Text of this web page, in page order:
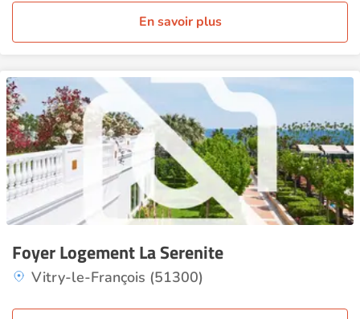
En savoir plus
Foyer Logement La Serenite
Vitry-le-François (51300)